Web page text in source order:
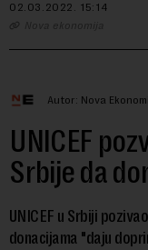
02.03.2022. 15:14
Nova ekonomija
Autor: Nova
UNICEF
Srbije da
UNICEF u Srbiji
donacijama "daju